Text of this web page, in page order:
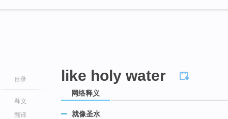
目录
释义
翻译
like holy water
网络释义
就像圣水